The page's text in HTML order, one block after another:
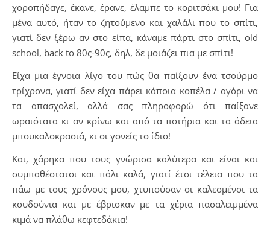
χοροπήδαγε, έκανε, έρανε, έλαμπε το κοριτσάκι μου! Για
μένα αυτό, ήταν το ζητούμενο και χαλάλι που το σπίτι,
γιατί δεν ξέρω αν στο είπα, κάναμε πάρτι στο σπίτι, old
school, back to 80ς-90ς, δηλ, δε μοιάζει πια με σπίτι!
Είχα μια έγνοια λίγο του πώς θα παίξουν ένα τσούρμο
τρίχρονα, γιατί δεν είχα πάρει κάποια κοπέλα / αγόρι να
τα απασχολεί, αλλά σας πληροφορώ ότι παίξανε
ωραιότατα κι αν κρίνω και από τα ποτήρια και τα άδεια
μπουκαλοκρασιά, κι οι γονείς το ίδιο!
Και, χάρηκα που τους γνώρισα καλύτερα και είναι και
συμπαθέστατοι και πάλι καλά, γιατί έτσι τέλεια που τα
πάω με τους χρόνους μου, χτυπούσαν οι καλεσμένοι τα
κουδούνια και με έβρισκαν με τα χέρια πασαλειμμένα
κιμά να πλάθω κεφτεδάκια!